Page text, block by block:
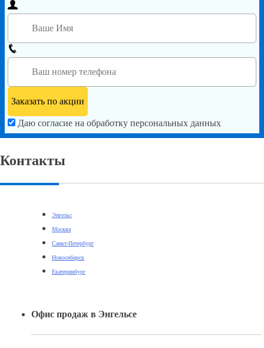
Даю согласие на обработку персональных данных
Контакты
Энгельс
Москва
Санкт-Петербург
Новосибирск
Екатеринбург
Офис продаж в Энгельсе